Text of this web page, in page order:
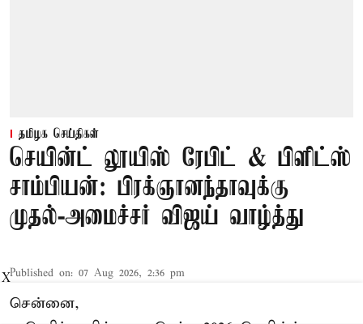
தமிழக செய்திகள்
செயின்ட் லூயிஸ் ரேபிட் & பிளிட்ஸ்
சாம்பியன்: பிரக்ஞானந்தாவுக்கு
முதல்-அமைச்சர் விஜய் வாழ்த்து
Published on: 07 Aug 2026, 2:36 pm
சென்னை,
X